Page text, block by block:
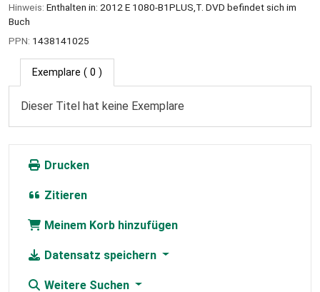
Hinweis: Enthalten in: 2012 E 1080-B1PLUS,T. DVD befindet sich im
Buch
PPN: 1438141025
Exemplare ( 0 )
Dieser Titel hat keine Exemplare
Drucken
Zitieren
Meinem Korb hinzufügen
Datensatz speichern
Weitere Suchen